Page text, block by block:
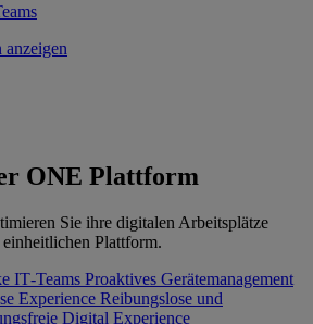
ONE Plattform
Sie ihre digitalen Arbeitsplätze
Plattform.
IT‐Teams Proaktives Gerätemanagement
Experience Reibungslose und
Digital Experience